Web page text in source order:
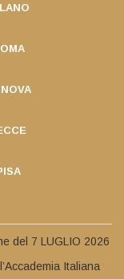
del 7 LUGLIO 2026
Italiana